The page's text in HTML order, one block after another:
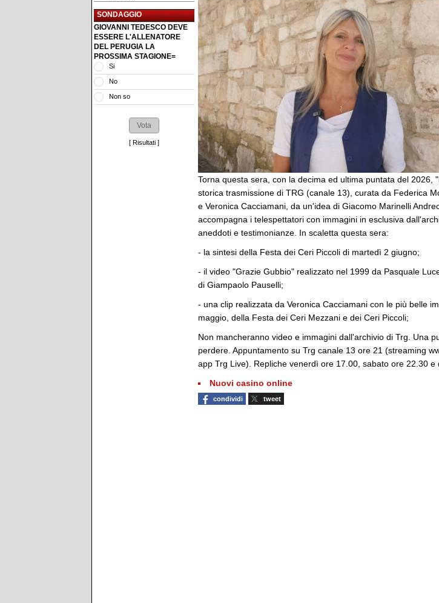
SONDAGGIO
GIOVANNI TEDESCO DEVE
ESSERE L'ALLENATORE
DEL PERUGIA LA
PROSSIMA STAGIONE=
Si
No
Non so
[ Risultati ]
Torna questa sera, con la decima ed ultima puntata del 2026,
storica trasmissione di TRG (canale 13), curata da Federica
e Veronica Cacciamani, da un'idea di Giacomo Marinelli
accompagna i telespettatori con immagini in esclusiva
aneddoti e testimonianze. In scaletta questa sera:
- la sintesi della Festa dei Ceri Piccoli di martedì 2 giugno;
- il video "Grazie Gubbio" realizzato nel 1999 da Pasquale
di Giampaolo Pauselli;
- una clip realizzata da Veronica Cacciamani con le più belle
maggio, della Festa dei Ceri Mezzani e dei Ceri Piccoli;
Non mancheranno video e immagini dall'archivio di Trg. Una
perdere. Appuntamento su Trg canale 13 ore 21 (streaming
app Trg Live). Repliche venerdì ore 17.00, sabato ore 22.30 e
Nuovi casino online
condividi tweet